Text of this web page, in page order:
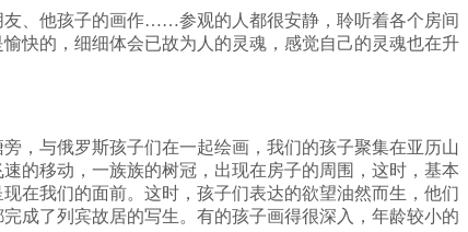
友、他孩子的画作……参观的人都很安静，聆听着各个房间
快的，细细体会已故为人的灵魂，感觉自己的灵魂也在升
，与俄罗斯孩子们在一起绘画，我们的孩子聚集在亚历山
的移动，一族族的树冠，出现在房子的周围，这时，基本
在我们的面前。这时，孩子们表达的欲望油然而生，他们
成了列宾故居的写生。有的孩子画得很深入，年龄较小的